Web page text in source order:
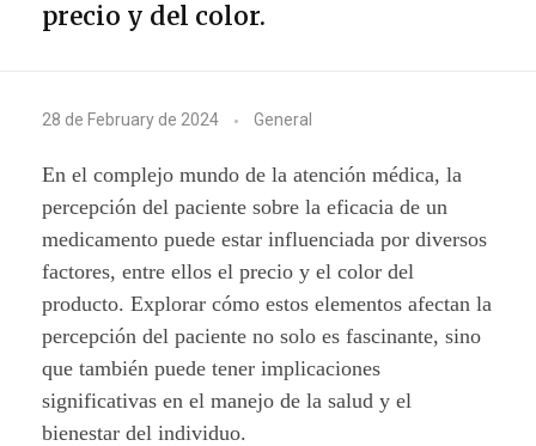
precio y del color.
M
e
d
i
c
a
m
28 de February de 2024 General
En el complejo mundo de la atención médica, la
percepción del paciente sobre la eficacia de un
medicamento puede estar influenciada por diversos
factores, entre ellos el precio y el color del
producto. Explorar cómo estos elementos afectan la
percepción del paciente no solo es fascinante, sino
que también puede tener implicaciones
significativas en el manejo de la salud y el
bienestar del individuo.